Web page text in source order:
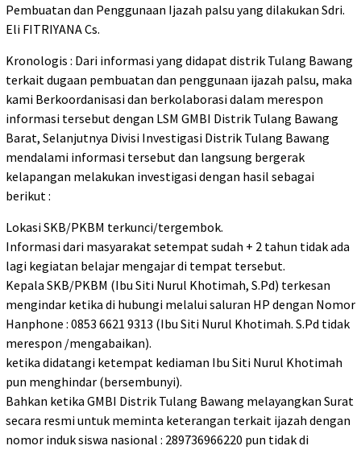
Pembuatan dan Penggunaan Ijazah palsu yang dilakukan Sdri.
Eli FITRIYANA Cs.
Kronologis : Dari informasi yang didapat distrik Tulang Bawang
terkait dugaan pembuatan dan penggunaan ijazah palsu, maka
kami Berkoordanisasi dan berkolaborasi dalam merespon
informasi tersebut dengan LSM GMBI Distrik Tulang Bawang
Barat, Selanjutnya Divisi Investigasi Distrik Tulang Bawang
mendalami informasi tersebut dan langsung bergerak
kelapangan melakukan investigasi dengan hasil sebagai
berikut :
Lokasi SKB/PKBM terkunci/tergembok.
Informasi dari masyarakat setempat sudah + 2 tahun tidak ada
lagi kegiatan belajar mengajar di tempat tersebut.
Kepala SKB/PKBM (Ibu Siti Nurul Khotimah, S.Pd) terkesan
mengindar ketika di hubungi melalui saluran HP dengan Nomor
Hanphone : 0853 6621 9313 (Ibu Siti Nurul Khotimah. S.Pd tidak
merespon /mengabaikan).
ketika didatangi ketempat kediaman Ibu Siti Nurul Khotimah
pun menghindar (bersembunyi).
Bahkan ketika GMBI Distrik Tulang Bawang melayangkan Surat
secara resmi untuk meminta keterangan terkait ijazah dengan
nomor induk siswa nasional : 289736966220 pun tidak di